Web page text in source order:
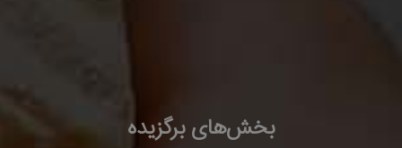
بخش‌های برگزیده